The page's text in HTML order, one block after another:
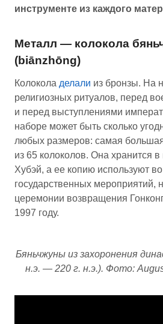
инструменте из каждого
Металл — колокола
(biānzhōng)
Колокола делали из бронзы. На
религиозных ритуалов, перед
и перед выступлениями
наборе может быть сколько
любых размеров: самая
из 65 колоколов. Она хранится
Хубэй, а ее копию используют
государственных мероприятий,
церемонии возвращения
1997 году.
Бяньчжуны из захоронения
н.э. — 220 г. н.э.). Фото: